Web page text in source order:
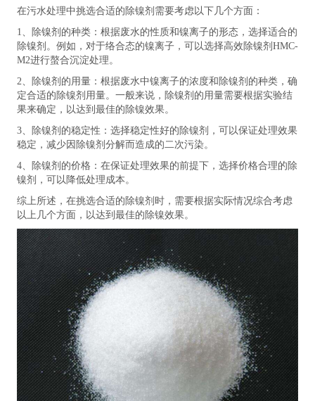
在污水处理中挑选合适的除镍剂需要考虑以下几个方面：
1、除镍剂的种类：根据废水的性质和镍离子的形态，选择适合的
除镍剂。例如，对于络合态的镍离子，可以选择高效除镍剂HMC-
M2进行螯合沉淀处理。
2、除镍剂的用量：根据废水中镍离子的浓度和除镍剂的种类，确
定合适的除镍剂用量。一般来说，除镍剂的用量需要根据实验结
果来确定，以达到最佳的除镍效果。
3、除镍剂的稳定性：选择稳定性好的除镍剂，可以保证处理效果
稳定，减少因除镍剂分解而造成的二次污染。
4、除镍剂的价格：在保证处理效果的前提下，选择价格合理的除
镍剂，可以降低处理成本。
综上所述，在挑选合适的除镍剂时，需要根据实际情况综合考虑
以上几个方面，以达到最佳的除镍效果。